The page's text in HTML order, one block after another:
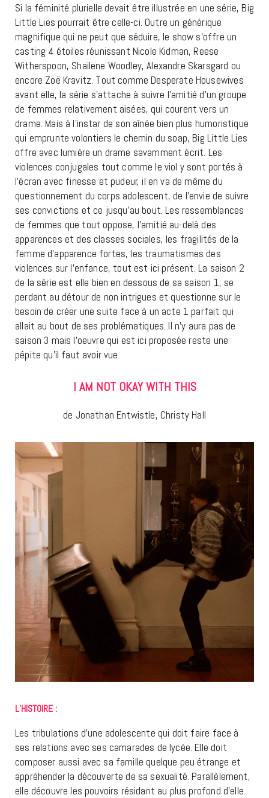
Si la féminité plurielle devait être illustrée en une série, Big
Little Lies pourrait être celle-ci. Outre un générique
magnifique qui ne peut que séduire, le show s’offre un
casting 4 étoiles réunissant Nicole Kidman, Reese
Witherspoon, Shailene Woodley, Alexandre Skarsgard ou
encore Zoë Kravitz. Tout comme Desperate Housewives
avant elle, la série s’attache à suivre l’amitié d’un groupe
de femmes relativement aisées, qui courent vers un
drame. Mais à l’instar de son aînée bien plus humoristique
qui emprunte volontiers le chemin du soap, Big Little Lies
offre avec lumière un drame savamment écrit. Les
violences conjugales tout comme le viol y sont portés à
l’écran avec finesse et pudeur, il en va de même du
questionnement du corps adolescent, de l’envie de suivre
ses convictions et ce jusqu’au bout. Les ressemblances
de femmes que tout oppose, l’amitié au-delà des
apparences et des classes sociales, les fragilités de la
femme d’apparence fortes, les traumatismes des
violences sur l’enfance, tout est ici présent. La saison 2
de la série est elle bien en dessous de sa saison 1, se
perdant au détour de non intrigues et questionne sur le
besoin de créer une suite face à un acte 1 parfait qui
allait au bout de ses problématiques. Il n’y aura pas de
saison 3 mais l’oeuvre qui est ici proposée reste une
pépite qu’il faut avoir vue.
I AM NOT OKAY WITH THIS
de Jonathan Entwistle, Christy Hall
L’HISTOIRE :
Les tribulations d’une adolescente qui doit faire face à
ses relations avec ses camarades de lycée. Elle doit
composer aussi avec sa famille quelque peu étrange et
appréhender la découverte de sa sexualité. Parallèlement,
elle découvre les pouvoirs résidant au plus profond d’elle.